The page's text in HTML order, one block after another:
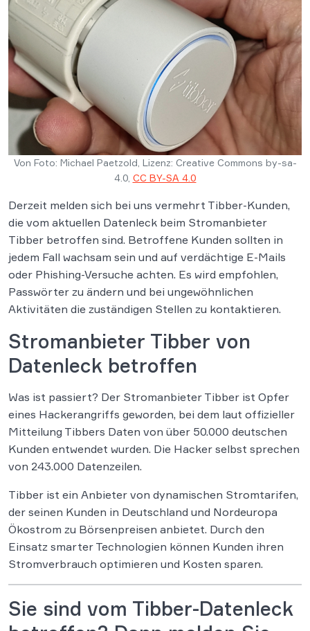
Von Foto: Michael Paetzold, Lizenz: Creative Commons by-sa-
4.0, CC BY-SA 4.0
Derzeit melden sich bei uns vermehrt Tibber-Kunden,
die vom aktuellen Datenleck beim Stromanbieter
Tibber betroffen sind. Betroffene Kunden sollten in
jedem Fall wachsam sein und auf verdächtige E-Mails
oder Phishing-Versuche achten. Es wird empfohlen,
Passwörter zu ändern und bei ungewöhnlichen
Aktivitäten die zuständigen Stellen zu kontaktieren.
Stromanbieter Tibber von
Datenleck betroffen
Was ist passiert? Der Stromanbieter Tibber ist Opfer
eines Hackerangriffs geworden, bei dem laut offizieller
Mitteilung Tibbers Daten von über 50.000 deutschen
Kunden entwendet wurden. Die Hacker selbst sprechen
von 243.000 Datenzeilen.
Tibber ist ein Anbieter von dynamischen Stromtarifen,
der seinen Kunden in Deutschland und Nordeuropa
Ökostrom zu Börsenpreisen anbietet. Durch den
Einsatz smarter Technologien können Kunden ihren
Stromverbrauch optimieren und Kosten sparen.
Sie sind vom Tibber-Datenleck